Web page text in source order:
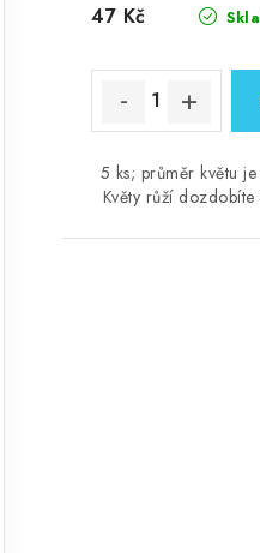
47 Kč
5 ks; průměr květu
Květy růží